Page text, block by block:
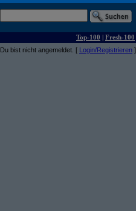
Top-100 | Fresh-100
Du bist nicht angemeldet. [ Login/Registrieren ]